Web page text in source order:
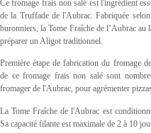
Ce fromage frais non salé est l'ingrédient
de la Truffade de l'Aubrac. Fabriquée
buronniers, la Tome Fraîche de l’Aubrac au
préparer un Aligot traditionnel.
Première étape de fabrication du fromage
de ce fromage frais non salé sont
fromager de l'Aubrac, pour agrémenter
La Tome Fraîche de l'Aubrac est
Sa capacité filante est maximale de 2 à 10